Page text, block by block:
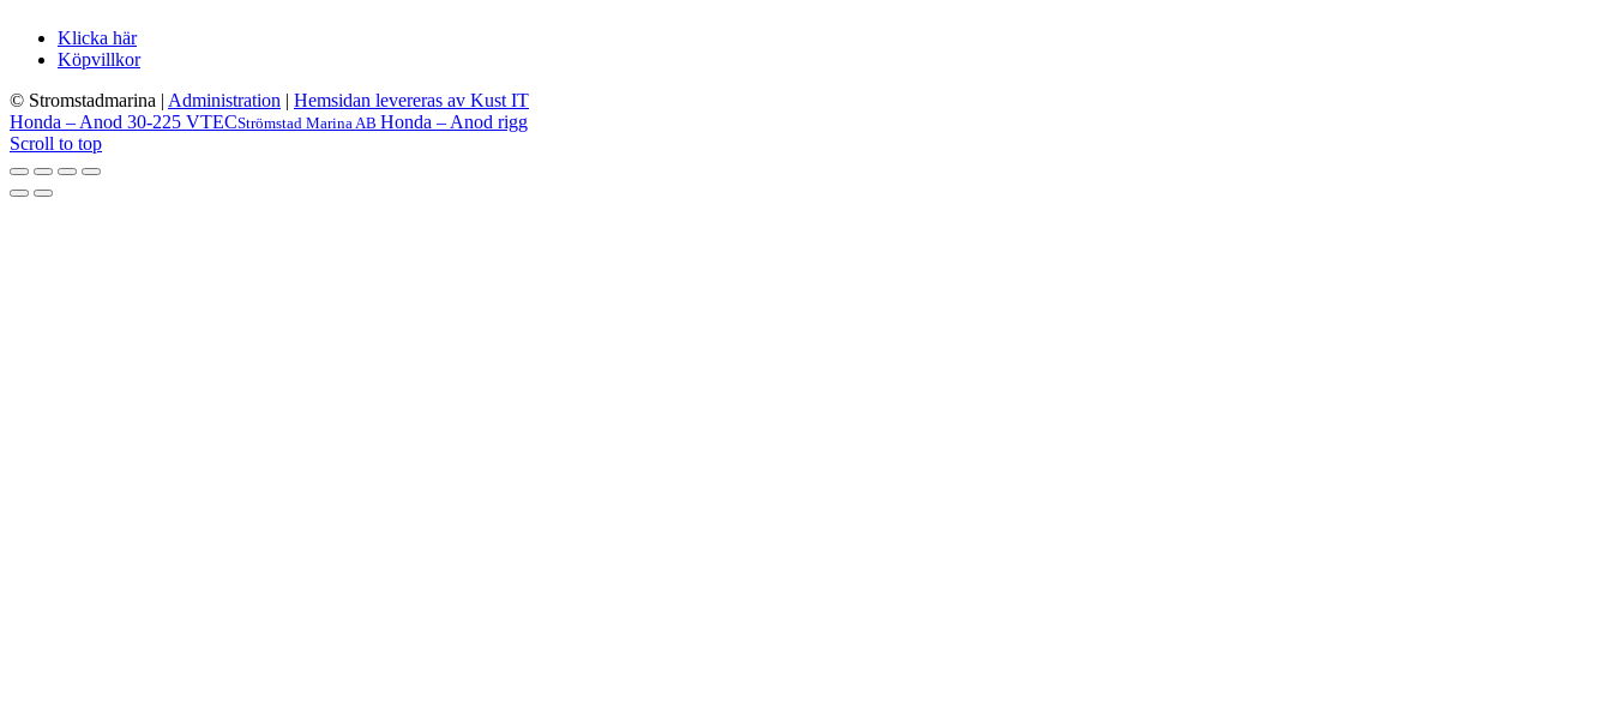
Klicka här
Köpvillkor
© Stromstadmarina | Administration | Hemsidan levereras av Kust IT
Honda – Anod 30-225 VTECStrömstad Marina AB Honda – Anod rigg
Scroll to top